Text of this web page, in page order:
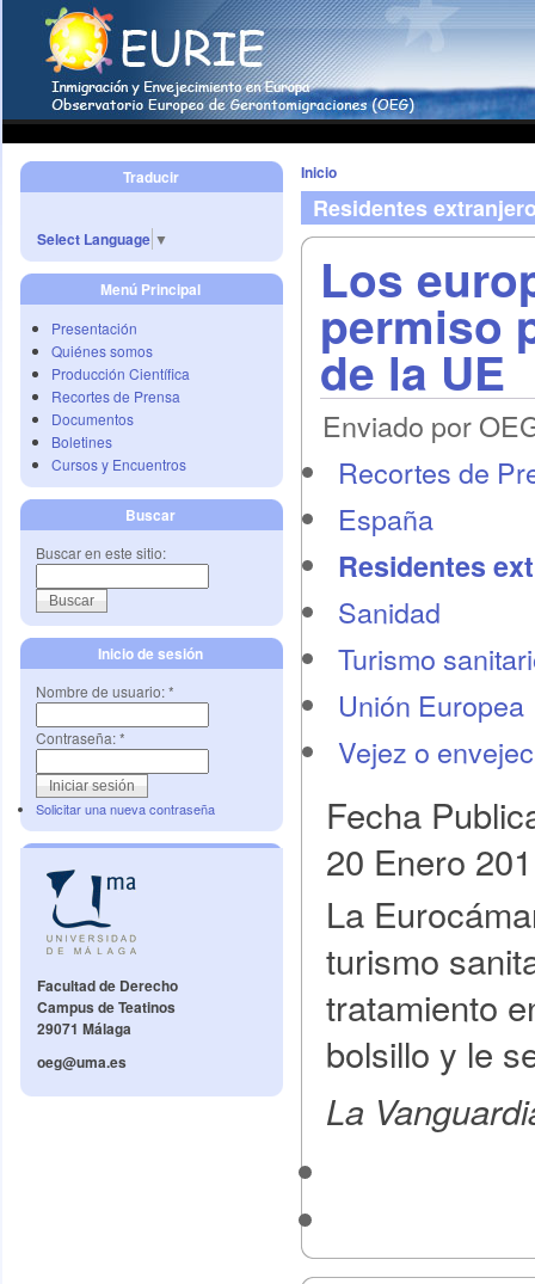
Traducir
Select Language ▼
Menú Principal
Presentación
Quiénes somos
Producción Científica
Recortes de Prensa
Documentos
Boletines
Cursos y Encuentros
Buscar
Buscar en este sitio:
Inicio de sesión
Nombre de usuario:*
Contraseña:*
Solicitar una nueva contraseña
Facultad de Derecho
Campus de Teatinos
29071 Málaga
oeg@uma.es
Inicio
Residentes
Los
permiso
de la UE
Enviado por
Recortes de
España
Residentes
Sanidad
Turismo
Unión Europea
Vejez o
Fecha
20 Enero
La
turismo
tratamiento
bolsillo y le
La